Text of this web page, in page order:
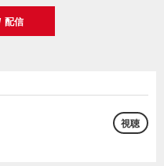
配信
視聴